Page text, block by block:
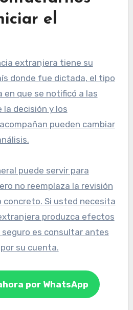
el
extranjera tiene su
donde fue dictada, el tipo
en que se notificó a las
la decisión y los
pueden cambiar
puede servir para
no reemplaza la revisión
concreto. Si usted necesita
produzca efectos
seguro es consultar antes
su cuenta.
por WhatsApp